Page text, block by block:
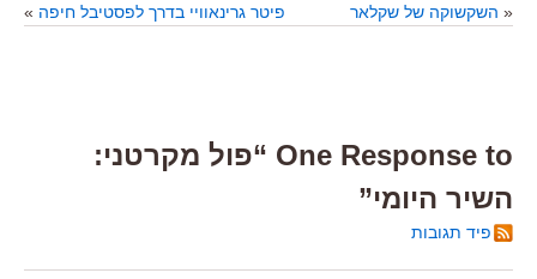
« השקשוקה של שקלאר פיטר גרינאוויי בדרך לפסטיבל חיפה »
One Response to “פול מקרטני:
השיר היומי”
פיד תגובות